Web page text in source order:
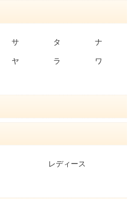
サ タ ナ
ヤ ラ ワ
レディース